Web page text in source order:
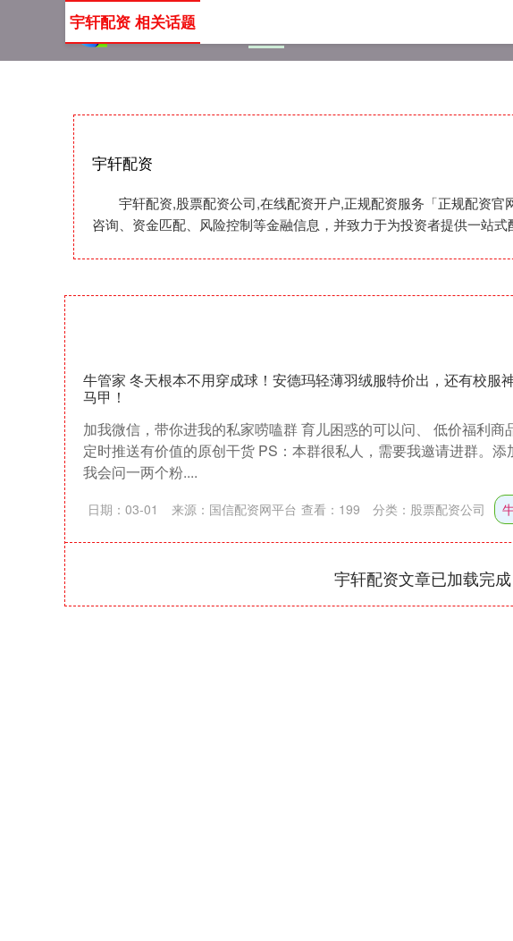
宇轩配资
宇轩配资,股票配资公司,在线配资开户,正规配资服务「正规配资
咨询、资金匹配、风险控制等金融信息，并致力于为投资者提供一站式
宇轩配资 相关话题
牛管家 冬天根本不用穿成球！安德玛轻薄羽绒服特价出，还有校服
马甲！
加我微信，带你进我的私家唠嗑群 育儿困惑的可以问、 低价福利商
定时推送有价值的原创干货 PS：本群很私人，需要我邀请进群。添
我会问一两个粉....
日期：03-01 来源：国信配资网平台 查看： 199 分类： 股票配资公司
宇轩配资文章已加载完成